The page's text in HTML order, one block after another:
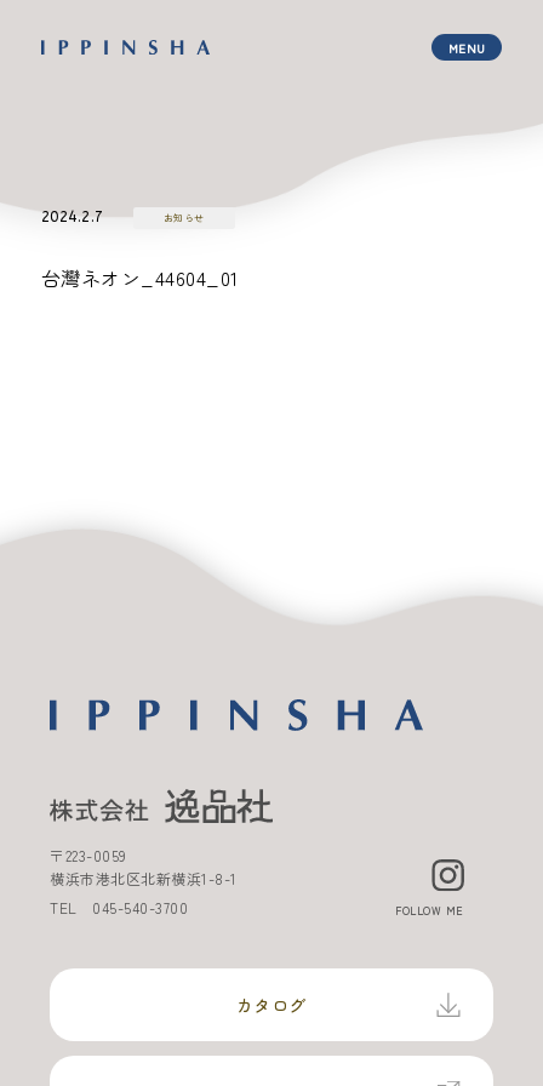
2024.2.7 お知らせ
台灣ネオン_44604_01
〒223-0059
横浜市港北区北新横浜1-8-1
TEL 045-540-3700 FOLLOW ME
カタログ